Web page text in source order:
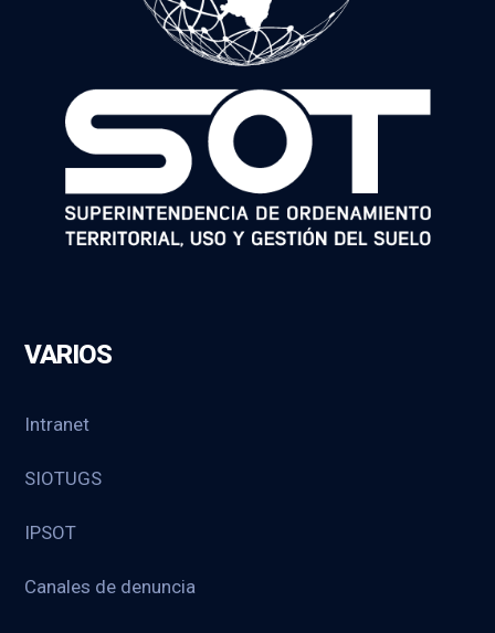
VARIOS
Intranet
SIOTUGS
IPSOT
Canales de denuncia